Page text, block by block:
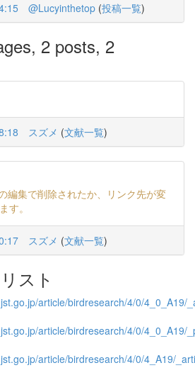
@Lucyinthetop (投稿一覧)
2 posts, 2
スズメ (文献一覧)
編集で削除されたか、リンク先が変
す。
スズメ (文献一覧)
スト
article/birdresearch/4/0/4_0_A19/
article/birdresearch/4/0/4_0_A19/
article/birdresearch/4/0/4_A19/